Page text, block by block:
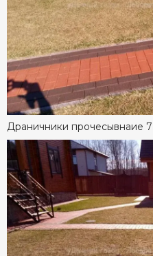
Драничники прочесывнаие 7